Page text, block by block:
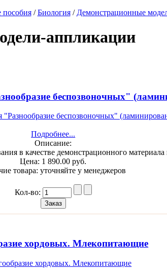
пособия/Биология/ Демонстрационные
аппликации
беспозвоночных"
Подробнее...
Описание:
в качестве демонстрационного
Цена: 1 890.00 руб.
товара: уточняйте у менеджеров
Кол-во:
хордовых. Млекопитающие